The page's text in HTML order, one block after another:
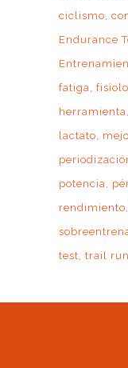
ciclismo
Endurance
fatiga
herramienta
lactato
potencia
rendimiento
test trail